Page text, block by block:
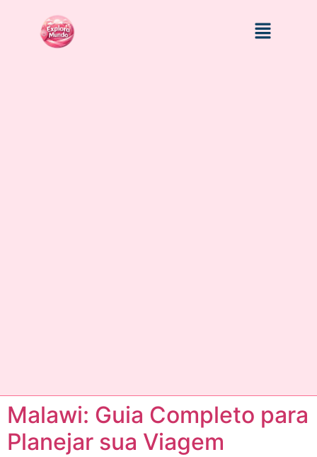
Malawi: Guia Completo para
Planejar sua Viagem